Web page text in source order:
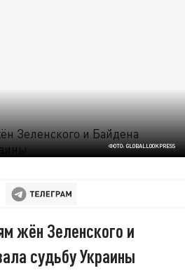
ФОТО: GLOBALLOOKPRESS
жён Зеленского и
судьбу Украины